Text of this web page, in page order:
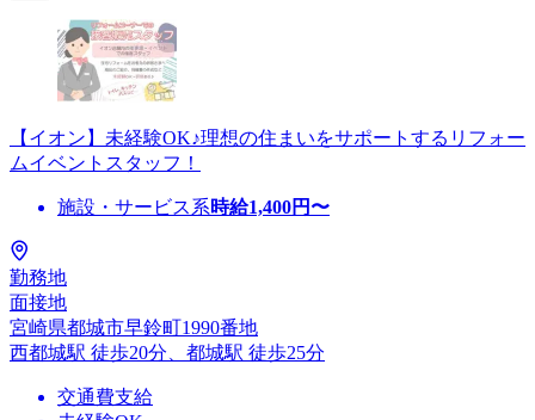
【イオン】未経験OK♪理想の住まいをサポートするリフォー
ムイベントスタッフ！
施設・サービス系時給1,400円〜
勤務地
面接地
宮崎県都城市早鈴町1990番地
西都城駅 徒歩20分、都城駅 徒歩25分
交通費支給